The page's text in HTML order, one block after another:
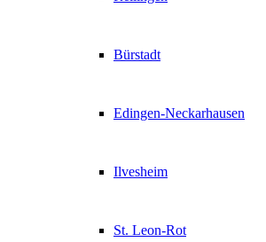
Bürstadt
Edingen-Neckarhausen
Ilvesheim
St. Leon-Rot